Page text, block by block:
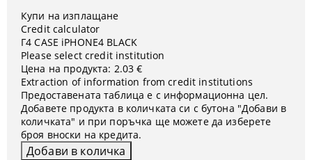
Купи на изплащане
Credit calculator
Г4 CASE iPHONE4 BLACK
Please select credit institution
Цена на продукта: 2.03 €
Extraction of information from credit institutions
Предоставената таблица е с информационна цел.
Добавете продукта в количката си с бутона "Добави в
количката" и при поръчка ще можете да изберете
броя вноски на кредита.